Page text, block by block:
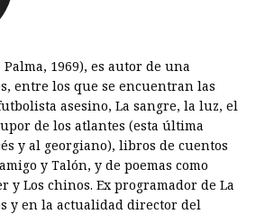
1969), es autor de una
entre los que se encuentran las
asesino, La sangre, la luz, el
de los atlantes (esta última
y al georgiano), libros de cuentos
y Talón, y de poemas como
y Los chinos. Ex programador de La
y en la actualidad director del